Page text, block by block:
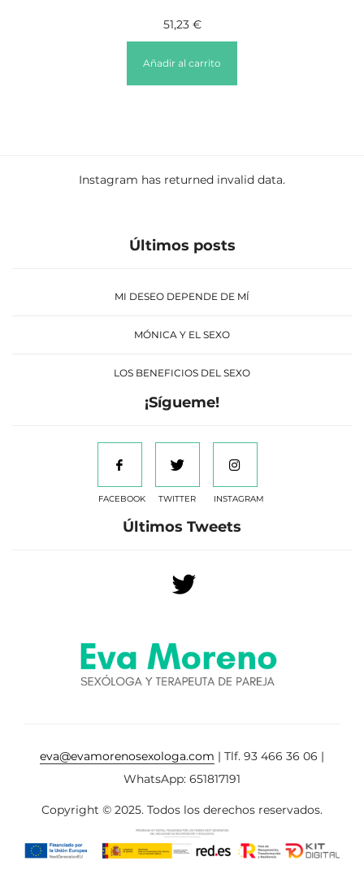
51,23 €
Añadir al carrito
Instagram has returned invalid data.
Últimos posts
MI DESEO DEPENDE DE MÍ
MÓNICA Y EL SEXO
LOS BENEFICIOS DEL SEXO
¡Sígueme!
FACEBOOK TWITTER INSTAGRAM
Últimos Tweets
eva@evamorenosexologa.com | Tlf. 93 466 36 06 |
WhatsApp: 651817191
Copyright © 2025. Todos los derechos reservados.